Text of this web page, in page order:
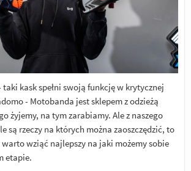
kask spełni swoją funkcję w krytycznej
- Motobanda jest sklepem z odzieżą
żyjemy, na tym zarabiamy. Ale z naszego
są rzeczy na których można zaoszczędzić, to
wziąć najlepszy na jaki możemy sobie
etapie.